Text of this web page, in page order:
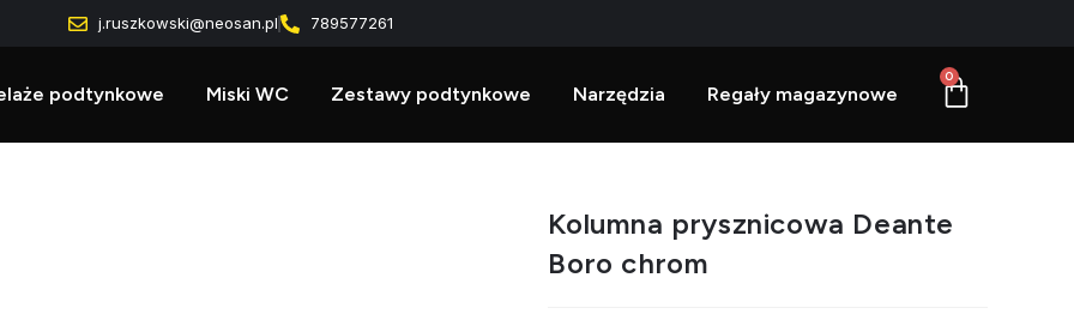
j.ruszkowski@neosan.pl 789577261
podtynkowe Miski WC Zestawy podtynkowe Narzędzia Regały magazynowe
0
Kolumna prysznicowa Deante
Boro chrom